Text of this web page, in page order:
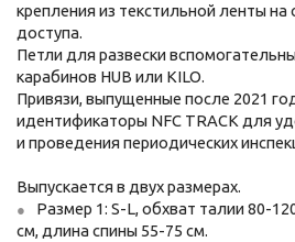
крепления из текстильной ленты на
доступа.
Петли для развески
карабинов HUB или KILO.
Привязи, выпущенные после 2021
идентификаторы NFC TRACK для
и проведения периодических
Выпускается в двух размерах.
Размер 1: S-L, обхват талии 80-
см, длина спины 55-75 см.